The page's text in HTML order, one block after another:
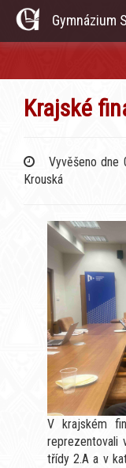
Gymnázium
Krajské
Vyvěšeno dne
Krouská
V krajském
reprezentovali
třídy 2.A a v